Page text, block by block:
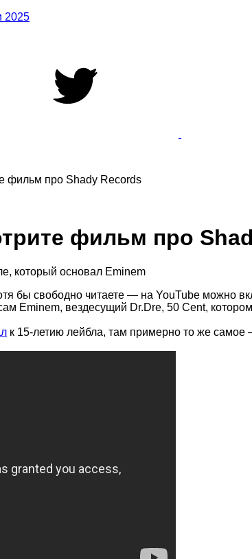
фильм про Shady Records
фильм про
который основал Eminem
бы свободно читаете — на YouTube можно
Eminem, вездесущий Dr.Dre, 50 Cent,
к 15-летию лейбла, там примерно то же самое